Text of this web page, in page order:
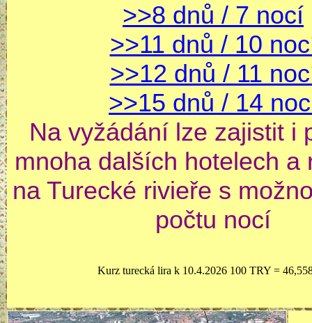
>>8 dnů / 7 nocí
>>11 dnů / 10
>>12 dnů / 11
>>15 dnů / 14
Na vyžádání lze zajistit i
mnoha dalších hotelech a
na Turecké rivieře s
počtu nocí
Kurz turecká lira k 10.4.2026 100 TRY =